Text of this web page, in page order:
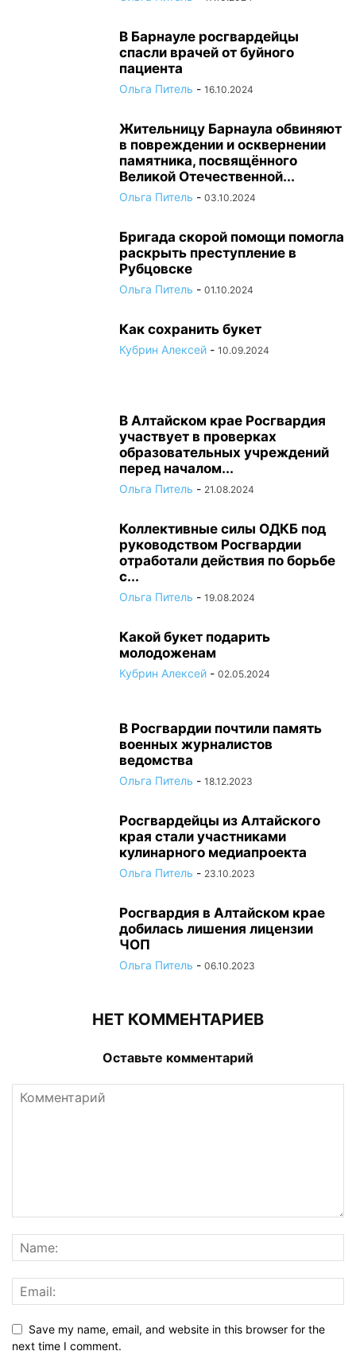
В Барнауле росгвардейцы
спасли врачей от буйного
пациента
Ольга Питель - 16.10.2024
Жительницу Барнаула обвиняют
в повреждении и осквернении
памятника, посвящённого
Великой Отечественной...
Ольга Питель - 03.10.2024
Бригада скорой помощи помогла
раскрыть преступление в
Рубцовске
Ольга Питель - 01.10.2024
Как сохранить букет
Кубрин Алексей - 10.09.2024
В Алтайском крае Росгвардия
участвует в проверках
образовательных учреждений
перед началом...
Ольга Питель - 21.08.2024
Коллективные силы ОДКБ под
руководством Росгвардии
отработали действия по борьбе
с...
Ольга Питель - 19.08.2024
Какой букет подарить
молодоженам
Кубрин Алексей - 02.05.2024
В Росгвардии почтили память
военных журналистов
ведомства
Ольга Питель - 18.12.2023
Росгвардейцы из Алтайского
края стали участниками
кулинарного медиапроекта
Ольга Питель - 23.10.2023
Росгвардия в Алтайском крае
добилась лишения лицензии
ЧОП
Ольга Питель - 06.10.2023
НЕТ КОММЕНТАРИЕВ
Оставьте комментарий
Save my name, email, and website in this browser for the
next time I comment.